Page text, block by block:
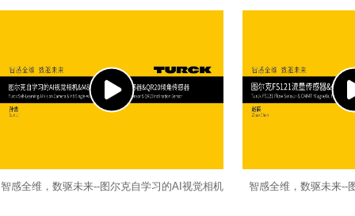
智感全维，数驱未来--图尔克自学习的AI视觉相机
智感全维，数驱未来--